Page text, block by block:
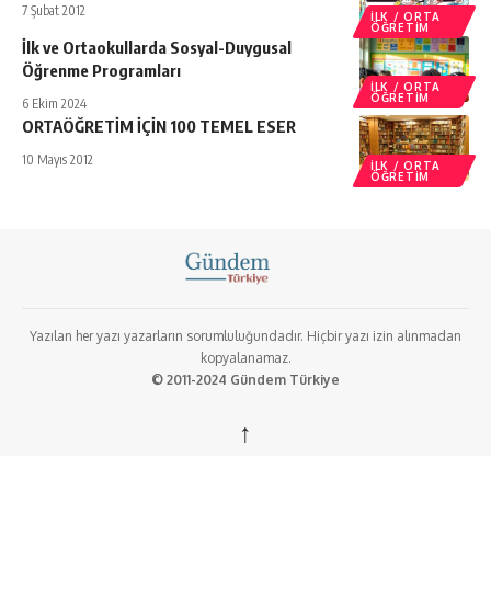
İLK / ORTA
ÖĞRETIM
7 Şubat 2012
İLK / ORTA
ÖĞRETIM
İlk ve Ortaokullarda Sosyal-Duygusal
Öğrenme Programları
6 Ekim 2024
İLK / ORTA
ÖĞRETIM
ORTAÖĞRETİM İÇİN 100 TEMEL ESER
10 Mayıs 2012
Yazılan her yazı yazarların sorumluluğundadır. Hiçbir yazı izin alınmadan
kopyalanamaz.
© 2011-2024 Gündem Türkiye
↑